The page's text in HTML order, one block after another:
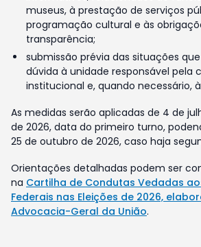
museus, à prestação de serviços
programação cultural e às
transparência;
submissão prévia das situações
dúvida à unidade responsável pela
institucional e, quando necessário,
As medidas serão aplicadas de 4 de
de 2026, data do primeiro turno,
25 de outubro de 2026, caso haja
Orientações detalhadas podem ser
na Cartilha de Condutas Vedadas
Federais nas Eleições de 2026,
Advocacia-Geral da União.